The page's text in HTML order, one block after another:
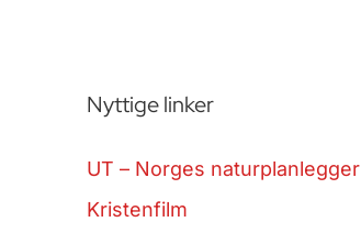
Nyttige linker
UT – Norges naturplanlegger
Kristenfilm